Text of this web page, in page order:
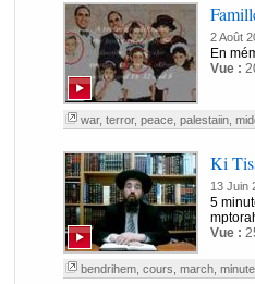
2 Août
En
Vue :
war, terror, peace, palestaiin,
Ki
13 Juin
5
Vue :
bendrihem, cours march,